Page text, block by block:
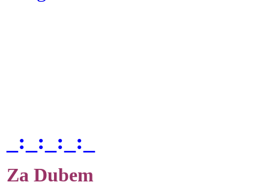
_:_:_:_:_
Za Dubem